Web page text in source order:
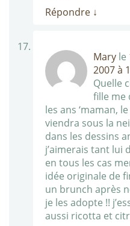
Répondre ↓
Mary le
2007 à
Quelle
fille me
les ans ‘maman,
viendra sous la
dans les dessins
j’aimerais tant lui
en tous les cas
idée originale de
un brunch après
je les adopte !!
aussi ricotta et